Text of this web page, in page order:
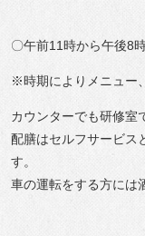
〇午前11時から午後8
※時期によりメニュー
カウンターでも研修室
配膳はセルフサービス
す。
車の運転をする方には